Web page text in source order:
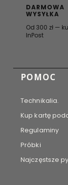
DARMOWA
WYSYŁKA
Od 300 zł —
InPost
POMOC
Technikalia.
Kup kartę
Regulaminy
Próbki
Najczęstsze